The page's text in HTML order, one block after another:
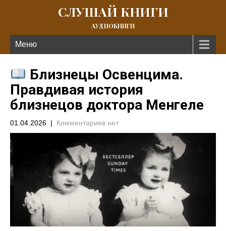
СЛУШАЙ КНИГИ
АУДИОКНИГИ
Меню
Близнецы Освенцима.
Правдивая история
близнецов доктора Менгеле
01.04.2026 | Комментариев нет